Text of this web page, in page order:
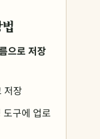
으로 저장
저장
도구에 업로